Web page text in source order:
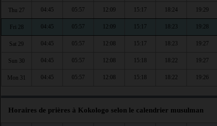
Thu 27 04:45 05:57 12:09 15:17 18:24 19:29
Fri 28 04:45 05:57 12:09 15:17 18:23 19:28
Sat 29 04:45 05:57 12:08 15:17 18:23 19:27
Sun 30 04:45 05:57 12:08 15:18 18:22 19:27
Mon 31 04:45 05:57 12:08 15:18 18:22 19:26
Horaires de prières à Kokologo selon le calendrier musulman